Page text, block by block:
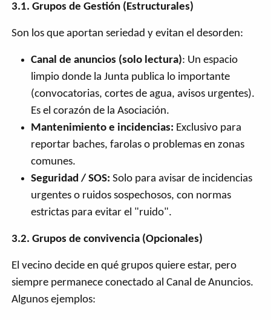
3.1. Grupos de Gestión (Estructurales)
Son los que aportan seriedad y evitan el desorden:
Canal de anuncios (solo lectura): Un espacio
limpio donde la Junta publica lo importante
(convocatorias, cortes de agua, avisos urgentes).
Es el corazón de la Asociación.
Mantenimiento e incidencias: Exclusivo para
reportar baches, farolas o problemas en zonas
comunes.
Seguridad / SOS: Solo para avisar de incidencias
urgentes o ruidos sospechosos, con normas
estrictas para evitar el "ruido".
3.2. Grupos de convivencia (Opcionales)
El vecino decide en qué grupos quiere estar, pero
siempre permanece conectado al Canal de Anuncios.
Algunos ejemplos: